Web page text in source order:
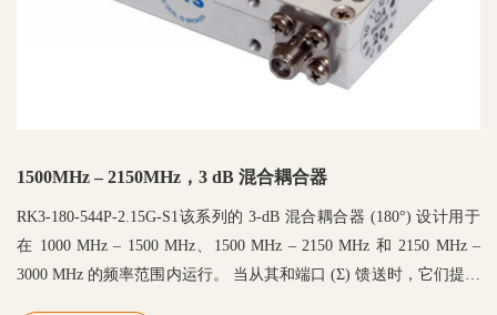
1500MHz – 2150MHz，3 dB 混合耦合器
RK3-180-544P-2.15G-S1该系列的 3-dB 混合耦合器 (180°) 设计用于
在 1000 MHz – 1500 MHz、1500 MHz – 2150 MHz 和 2150 MHz –
3000 MHz 的频率范围内运行。 当从其和端口 (Σ) 馈送时，它们提供